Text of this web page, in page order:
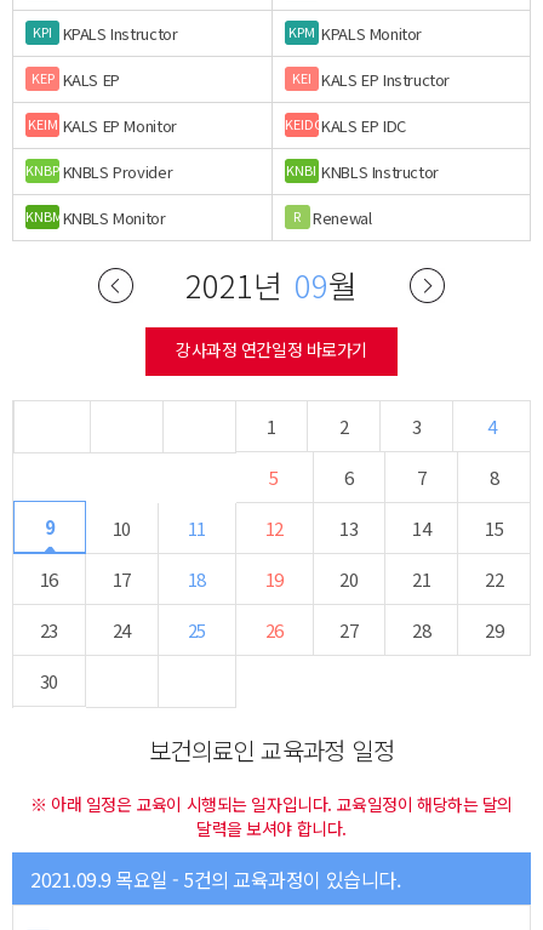
KPI KPALS Instructor KPM KPALS Monitor
KEP KALS EP KEI KALS EP Instructor
KEIM KALS EP Monitor KEIDCKALS EP IDC
KNBPKNBLS Provider KNBI KNBLS Instructor
KNBMKNBLS Monitor R Renewal
2021년 09월
강사과정 연간일정 바로가기
1 2 3
4
5
6 7
8
9
10 11 12 13 14
15
16
17 18 19 20 21
22
23
24 25 26 27 28
29
30
보건의료인 교육과정 일정
※ 아래 일정은 교육이 시행되는 일자입니다. 교육일정이 해당하는 달의
달력을 보셔야 합니다.
2021.09.9 목요일 - 5건의 교육과정이 있습니다.